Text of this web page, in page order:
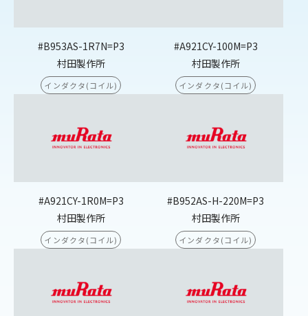
#B953AS-1R7N=P3
村田製作所
インダクタ(コイル)
#A921CY-100M=P3
村田製作所
インダクタ(コイル)
#A921CY-1R0M=P3
村田製作所
インダクタ(コイル)
#B952AS-H-220M=P3
村田製作所
インダクタ(コイル)